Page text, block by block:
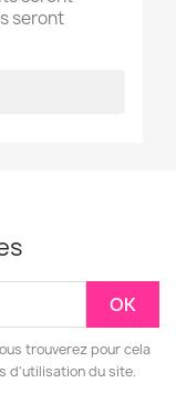
seront
trouverez pour cela
d'utilisation du site.